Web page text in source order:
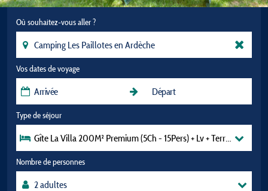
Où souhaitez-vous aller ?
Vos dates de voyage
Type de séjour
Gîte La Villa 200M² Premium (5Ch - 15Pers) + Lv + Terrasse +
Nombre de personnes